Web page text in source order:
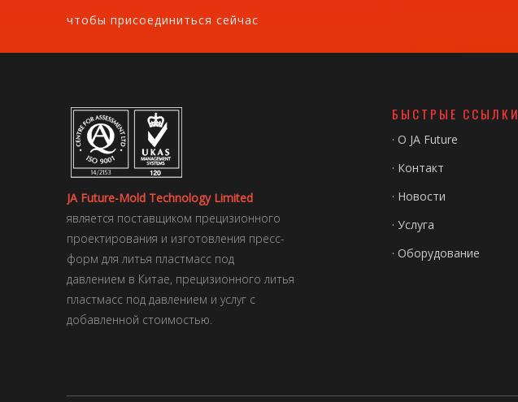
чтобы присоединиться сейчас
JA Future-Mold Technology Limited
является поставщиком прецизионного
проектирования и изготовления пресс-
форм для литья пластмасс под
давлением в Китае, прецизионного литья
пластмасс под давлением и услуг с
добавленной стоимостью.
БЫСТРЫЕ ССЫЛКИ
· О JA Future
· Контакт
· Новости
· Услуга
· Оборудование